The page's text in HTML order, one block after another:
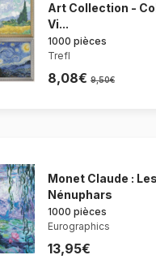
Art Collection -
Vi...
1000 pièces
Trefl
8,08€ 9,50€
Monet Claude : Les
Nénuphars
1000 pièces
Eurographics
13,95€